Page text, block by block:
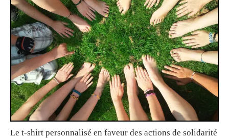
Le t-shirt personnalisé en faveur des actions de solidarité